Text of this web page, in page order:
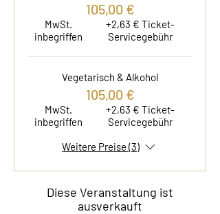
105,00 €
MwSt.
inbegriffen
+2,63 € Ticket-
Servicegebühr
Vegetarisch & Alkohol
105,00 €
MwSt.
inbegriffen
+2,63 € Ticket-
Servicegebühr
Weitere Preise (3)
Diese Veranstaltung ist
ausverkauft